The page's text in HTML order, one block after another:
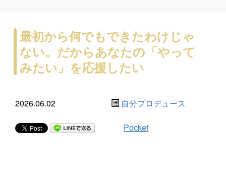
最初から何でもできたわけじゃ
ない。だからあなたの「やって
みたい」を応援したい
2026.06.02 自分プロデュース
Pocket